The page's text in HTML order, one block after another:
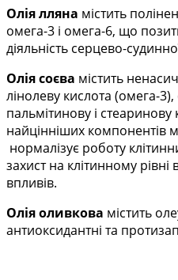
Олія лляна містить
омега-3 і омега-6, що
діяльність серцево-
Олія соєва містить
лінолеву кислота (омега-3),
пальмітинову і
найцінніших компонентів
нормалізує роботу
захист на клітинному рівні
впливів.
Олія оливкова містить
антиоксидантні та